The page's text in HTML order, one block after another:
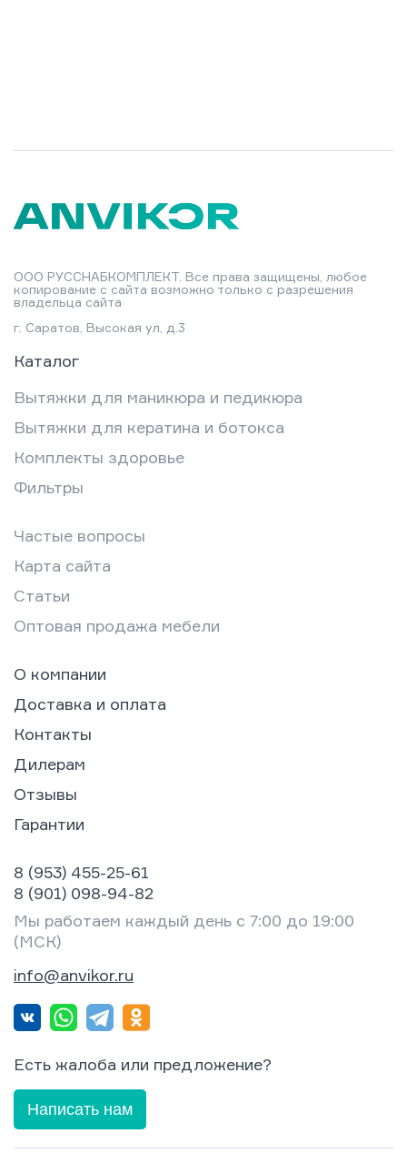
ООО РУССНАБКОМПЛЕКТ. Все права защищены, любое
копирование с сайта возможно только с разрешения
владельца сайта
г. Саратов, Высокая ул, д.3
Каталог
Вытяжки для маникюра и педикюра
Вытяжки для кератина и ботокса
Комплекты здоровье
Фильтры
Частые вопросы
Карта сайта
Статьи
Оптовая продажа мебели
О компании
Доставка и оплата
Контакты
Дилерам
Отзывы
Гарантии
8 (953) 455-25-61
8 (901) 098-94-82
Мы работаем каждый день с 7:00 до 19:00
(МСК)
info@anvikor.ru
Есть жалоба или предложение?
Написать нам